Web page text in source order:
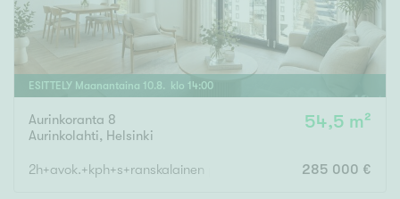
ESITTELY Maanantaina 10.8 . klo 14:00
Aurinkoranta 8
Aurinkolahti, Helsinki
54,5 m²
2h+avok.+kph+s+ranskalainen parv. 285 000 €